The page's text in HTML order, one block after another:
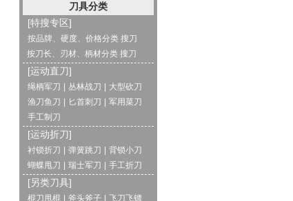
刀具分类
[特搜专区]
按品牌、硬度、价格分类 搜刀
按刀长、刃材、柄材分类 搜刀
[运动直刀]
绳柄军刀 丛林战刀
大型砍刀
渔刀鱼刀
匕首刺刀
军用菜刀
手工制刀
[运动折刀]
衬锁折刀 弹簧跳刀
背锁小刀
蝴蝶甩刀
瑞士军刀 手工折刀
[另类刀具]
棍刀甩棍 斧头斧子
飞刀飞镖